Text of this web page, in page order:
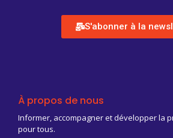
S'abonner à la
À propos de nous
Informer, accompagner et développer la
pour tous.